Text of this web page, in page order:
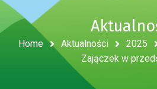
Home Aktualności 2025
Zajączek w